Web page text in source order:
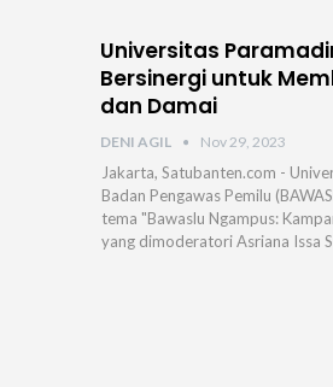
Universitas
Bersinergi untuk
dan Damai
DENI AGIL Nov 29, 2023
Jakarta, Satubanten.com -
Badan Pengawas Pemilu
tema "Bawaslu Ngampus:
yang dimoderatori Asriana Issa